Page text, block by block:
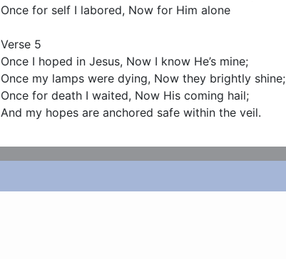
Once for self I labored, Now for Him alone
Verse 5
Once I hoped in Jesus, Now I know He’s mine;
Once my lamps were dying, Now they brightly shine;
Once for death I waited, Now His coming hail;
And my hopes are anchored safe within the veil.